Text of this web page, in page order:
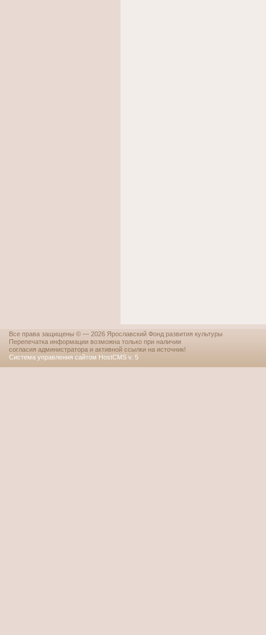
Все права защищены © — 2026 Ярославский Фонд развития культуры
Перепечатка информации возможна только при наличии
согласия администратора и активной ссылки на источник!
Система управления сайтом HostCMS v. 5